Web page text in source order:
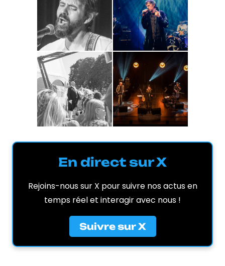
En direct sur X
Rejoins-nous sur X pour suivre nos actus en
temps réel et interagir avec nous !
Suivre sur X